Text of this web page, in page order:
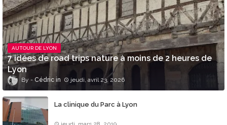
AUTOUR DE LYON
7 idées de road trips nature à moins de 2 heures de
Lyon
Cédric jeudi, avril 23, 2026
La clinique du Parc à Lyon